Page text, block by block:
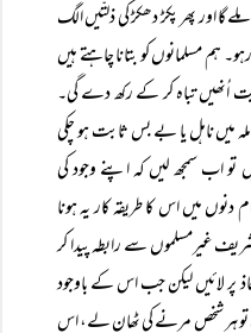
گا اور پھر پکڑ دھکڑ کی ذلتّیں الگ
ہم مسلمانوں کو بتانا چاہتے ہیں
اُنھیں تباہ کر کے رکھ دے گی۔
میں ناہل یا بے بس ثابت ہو چکی
اب سمجھ لیں کہ اپنے وجود کی
میں اس کا طریقہ کار یہ ہونا
غیرمسلموں سے رابطہ پیدا کر
لائیں لیکن جب اس کے باوجود
تو ہر شخص مرنے کی ٹھان لے، اس